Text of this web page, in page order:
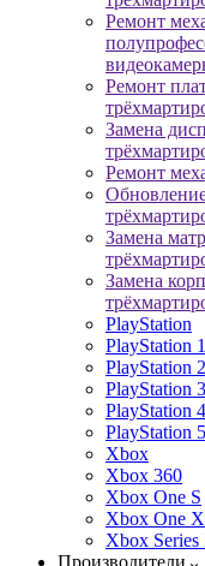
Ремонт
Ремонт
Замена
Ремонт
Замена
Замена
PlayStation
PlayStation 1
PlayStation 2
PlayStation 3
PlayStation 4
PlayStation 5
Xbox
Xbox 360
Xbox One S
Xbox One X
Xbox Series
Производители